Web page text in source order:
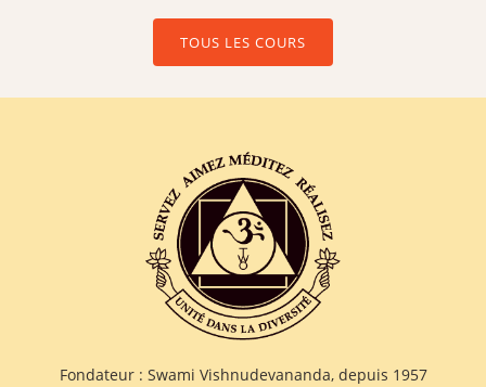
TOUS LES COURS
Fondateur : Swami Vishnudevananda, depuis 1957